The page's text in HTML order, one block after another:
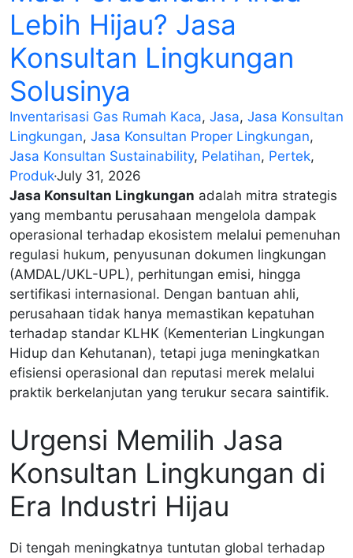
Lebih Hijau? Jasa
Konsultan Lingkungan
Solusinya
Inventarisasi Gas Rumah Kaca, Jasa, Jasa Konsultan
Lingkungan, Jasa Konsultan Proper Lingkungan,
Jasa Konsultan Sustainability, Pelatihan, Pertek,
Produk·July 31, 2026
Jasa Konsultan Lingkungan adalah mitra strategis
yang membantu perusahaan mengelola dampak
operasional terhadap ekosistem melalui pemenuhan
regulasi hukum, penyusunan dokumen lingkungan
(AMDAL/UKL-UPL), perhitungan emisi, hingga
sertifikasi internasional. Dengan bantuan ahli,
perusahaan tidak hanya memastikan kepatuhan
terhadap standar KLHK (Kementerian Lingkungan
Hidup dan Kehutanan), tetapi juga meningkatkan
efisiensi operasional dan reputasi merek melalui
praktik berkelanjutan yang terukur secara saintifik.
Urgensi Memilih Jasa
Konsultan Lingkungan di
Era Industri Hijau
Di tengah meningkatnya tuntutan global terhadap